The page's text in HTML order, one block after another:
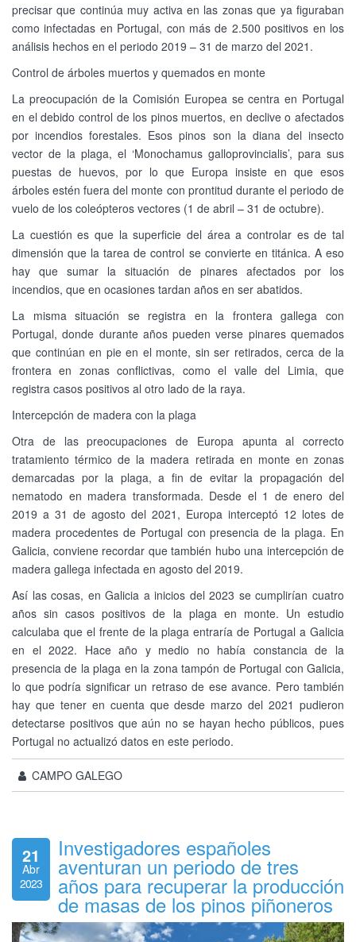
precisar que continúa muy activa en las zonas que ya figuraban
como infectadas en Portugal, con más de 2.500 positivos en los
análisis hechos en el periodo 2019 – 31 de marzo del 2021.
Control de árboles muertos y quemados en monte
La preocupación de la Comisión Europea se centra en Portugal
en el debido control de los pinos muertos, en declive o afectados
por incendios forestales. Esos pinos son la diana del insecto
vector de la plaga, el ‘Monochamus galloprovincialis’, para sus
puestas de huevos, por lo que Europa insiste en que esos
árboles estén fuera del monte con prontitud durante el periodo de
vuelo de los coleópteros vectores (1 de abril – 31 de octubre).
La cuestión es que la superficie del área a controlar es de tal
dimensión que la tarea de control se convierte en titánica. A eso
hay que sumar la situación de pinares afectados por los
incendios, que en ocasiones tardan años en ser abatidos.
La misma situación se registra en la frontera gallega con
Portugal, donde durante años pueden verse pinares quemados
que continúan en pie en el monte, sin ser retirados, cerca de la
frontera en zonas conflictivas, como el valle del Limia, que
registra casos positivos al otro lado de la raya.
Intercepción de madera con la plaga
Otra de las preocupaciones de Europa apunta al correcto
tratamiento térmico de la madera retirada en monte en zonas
demarcadas por la plaga, a fin de evitar la propagación del
nematodo en madera transformada. Desde el 1 de enero del
2019 a 31 de agosto del 2021, Europa interceptó 12 lotes de
madera procedentes de Portugal con presencia de la plaga. En
Galicia, conviene recordar que también hubo una intercepción de
madera gallega infectada en agosto del 2019.
Así las cosas, en Galicia a inicios del 2023 se cumplirían cuatro
años sin casos positivos de la plaga en monte. Un estudio
calculaba que el frente de la plaga entraría de Portugal a Galicia
en el 2022. Hace año y medio no había constancia de la
presencia de la plaga en la zona tampón de Portugal con Galicia,
lo que podría significar un retraso de ese avance. Pero también
hay que tener en cuenta que desde marzo del 2021 pudieron
detectarse positivos que aún no se hayan hecho públicos, pues
Portugal no actualizó datos en este periodo.
CAMPO GALEGO
21
Abr
2023
Investigadores españoles
aventuran un periodo de tres
años para recuperar la producción
de masas de los pinos piñoneros